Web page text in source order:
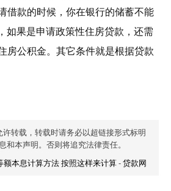
借款的时候，你在银行的储蓄不能
如果是申请政策性住房贷款，还需
房公积金。其它条件就是根据贷款
许转载，转载时请务必以超链接形式标明
和本声明。否则将追究法律责任。
额本息计算方法 按照这样来计算-贷款网